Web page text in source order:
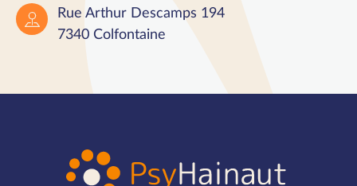
Rue Arthur Descamps 194
7340 Colfontaine